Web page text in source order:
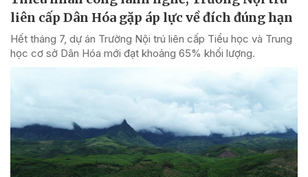
liên cấp Dân Hóa gặp áp lực về đích đúng hạn
Hết tháng 7, dự án Trường Nội trú liên cấp Tiểu học và Trung
học cơ sở Dân Hóa mới đạt khoảng 65% khối lượng.